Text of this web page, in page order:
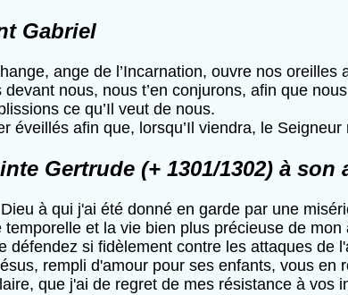
Gabriel
ange de l’Incarnation, ouvre nos
devant nous, nous t’en conjurons, afin que
ce qu’Il veut de nous.
éveillés afin que, lorsqu’Il viendra, le
Gertrude (+ 1301/1302) à son
à qui j'ai été donné en garde par une
temporelle et la vie bien plus précieuse de
défendez si fidèlement contre les attaques de
rempli d'amour pour ses enfants, vous en
que j'ai de regret de mes résistance à